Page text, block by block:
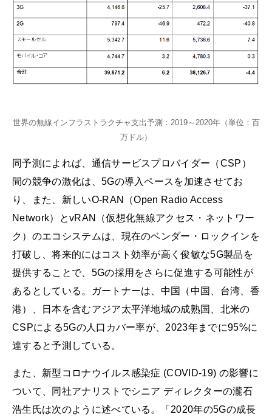
世界の無線インフラストラクチャ支出予測：2019～2020年（単位：百
万ドル）
同予測によれば、通信サービスプロバイダー（CSP）
間の競争の激化は、5Gの導入ペースを加速させてお
り、また、新しいO-RAN（Open Radio Access
Network）とvRAN（仮想化無線アクセス・ネットワー
ク）のエコシステムは、現在のベンダー・ロックインを
打破し、将来的にはコスト効率が高く俊敏な5G製品を
提供することで、5Gの採用をさらに促進する可能性が
あるとしている。ガートナーは、中国（中国、台湾、香
港）、日本を含むアジア太平洋地域の成熟国、北米の
CSPによる5Gの人口カバー率が、2023年までに95%に
達すると予測している。
また、新型コロナウイルス感染症 (COVID-19) の影響に
ついて、同社アナリストでシニア ディレクターの瀧石
浩生氏は次のように述べている。「2020年の5Gの成長